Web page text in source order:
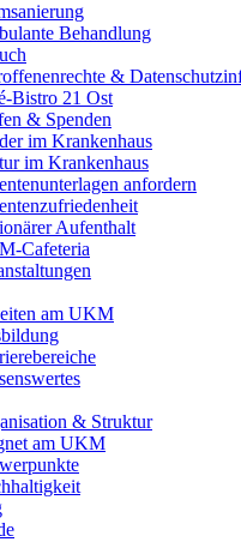
Behandlung
&
Bistro 21 Ost
& Spenden
im Krankenhaus
im Krankenhaus
anfordern
Aufenthalt
Cafeteria
am UKM
& Struktur
am UKM